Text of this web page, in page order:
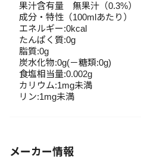
果汁含有量 無果汁（0.3%）
成分・特性（100mlあたり）
エネルギー:0kcal
たんぱく質:0g
脂質:0g
炭水化物:0g(－糖類:0g)
食塩相当量:0.002g
カリウム:1mg未満
リン:1mg未満
メーカー情報